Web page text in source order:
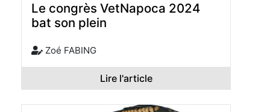
Le congrès VetNapoca 2024
bat son plein
Zoé FABING
Lire l'article